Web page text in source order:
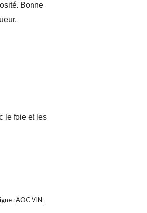
Bonne
le foie et les
:AOC-VIN-